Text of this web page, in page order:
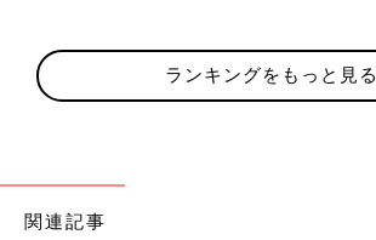
ランキングをもっと見る
関連記事